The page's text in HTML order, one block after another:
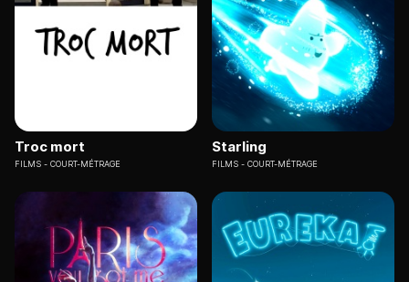
Troc mort
FILMS COURT-MÉTRAGE
Starling
FILMS COURT-MÉTRAGE